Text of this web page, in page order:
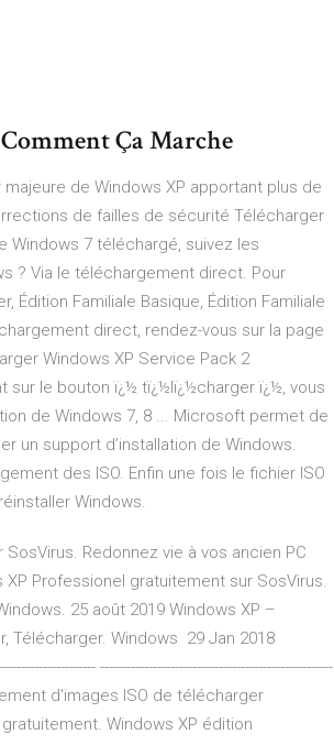
Ça Marche
de Windows XP apportant plus de
de failles de sécurité Télécharger
Windows 7 téléchargé, suivez les
? Via le téléchargement direct. Pour
Familiale Basique, Édition Familiale
direct, rendez-vous sur la page
Windows XP Service Pack 2
sur le bouton ï¿½ tï¿½lï¿½charger ï¿½, vous
de Windows 7, 8 ... Microsoft permet de
un support d’installation de Windows.
des ISO. Enfin une fois le fichier ISO
Windows.
Redonnez vie à vos ancien PC
Professionel gratuitement sur SosVirus.
25 août 2019 Windows XP –
Télécharger. Windows 29 Jan 2018
-----------------------------------------------------
d'images ISO de télécharger
Windows XP édition